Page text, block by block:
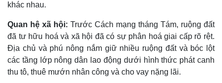
khác nhau.
Quan hệ xã hội: Trước Cách mạng tháng Tám, ruộng đất
đã tư hữu hoá và xã hội đã có sự phân hoá giai cấp rõ rệt.
Ðịa chủ và phú nông nắm giữ nhiều ruộng đất và bóc lột
các tầng lớp nông dân lao động dưới hình thức phát canh
thu tô, thuê mướn nhân công và cho vay nặng lãi.